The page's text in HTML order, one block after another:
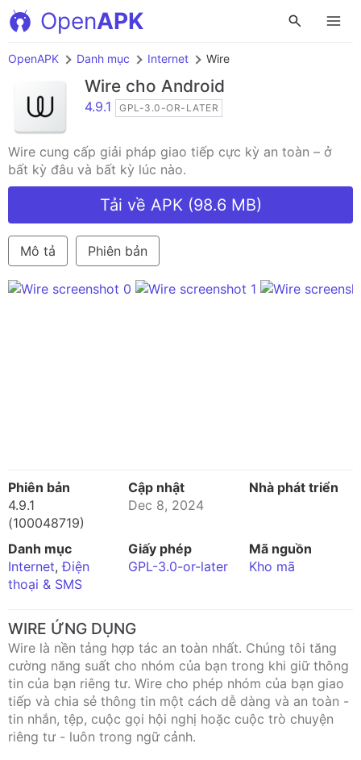
OpenAPK
OpenAPK Danh mục Internet Wire
Wire cho Android
4.9.1 GPL-3.0-OR-LATER
Wire cung cấp giải pháp giao tiếp cực kỳ an toàn – ở
bất kỳ đâu và bất kỳ lúc nào.
Tải về APK (98.6 MB)
Mô tả Phiên bản
Phiên bản
4.9.1
(100048719)
Cập nhật
Dec 8, 2024
Nhà phát triển
Danh mục
Internet,Điện
thoại & SMS
Giấy phép
GPL-3.0-or-later
Mã nguồn
Kho mã
WIRE ỨNG DỤNG
Wire là nền tảng hợp tác an toàn nhất. Chúng tôi tăng
cường năng suất cho nhóm của bạn trong khi giữ thông
tin của bạn riêng tư. Wire cho phép nhóm của bạn giao
tiếp và chia sẻ thông tin một cách dễ dàng và an toàn -
tin nhắn, tệp, cuộc gọi hội nghị hoặc cuộc trò chuyện
riêng tư - luôn trong ngữ cảnh.